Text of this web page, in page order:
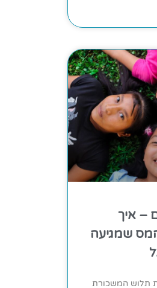
– איך
שמגיעה
את תלוש המשכורת